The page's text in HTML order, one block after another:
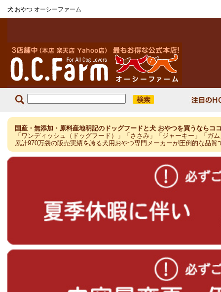
犬 おやつ オーシーファーム
国産・無添加・原料産地明記のドッグフードと犬 おやつを買うならコ
「ワンディッシュ（ドッグフード）」「ささみ」「ジャーキー」「
累計970万袋の販売実績を誇る犬用おやつ専門メーカーが圧倒的な品